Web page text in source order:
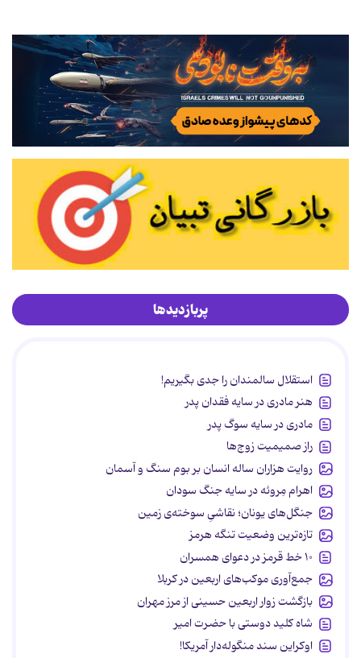
پربازدیدها
استقلال سالمندان را جدی بگیریم!
هنر مادری در سایه‌ فقدان پدر
مادری در سایه سوگ پدر
راز صمیمیت زوج‌ها
روایت هزاران ساله انسان بر بوم سنگ و آسمان
اهرام مِروئه در سایه جنگ سودان
جنگل‌های یونان؛ نقاشیِ سوخته‌ی زمین
تازه‌ترین وضعیت تنگه هرمز
۱۰ خط قرمز در دعوای همسران
جمع‌آوری موکب‌های اربعین در کربلا
بازگشت زوار اربعین حسینی از مرز مهران
شاه کلید دوستی با حضرت امیر
اوکراین سند منگوله‌دار آمریکا!